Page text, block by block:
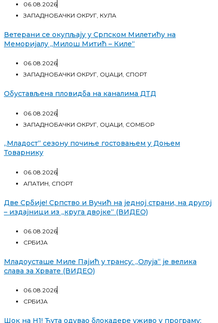
06.08.2026
ЗАПАДНОБАЧКИ ОКРУГ, КУЛА
Ветерани се окупљају у Српском Милетићу на
Меморијалу „Милош Митић – Киле“
06.08.2026
ЗАПАДНОБАЧКИ ОКРУГ, ОЏАЦИ, СПОРТ
Обустављена пловидба на каналима ДТД
06.08.2026
ЗАПАДНОБАЧКИ ОКРУГ ОЏАЦИ СОМБОР
„Младост“ сезону почиње гостовањем у Доњем
Товарнику
06.08.2026
АПАТИН СПОРТ
Две Србије! Српство и Вучић на једној страни, на другој
– издајници из „круга двојке“ (ВИДЕО)
06.08.2026
СРБИЈА
Младоусташе Миле Пајић у трансу: „Олуја“ је велика
слава за Хрвате (ВИДЕО)
06.08.2026
СРБИЈА
Шок на Н1! Ћута одувао блокадере уживо у програму: